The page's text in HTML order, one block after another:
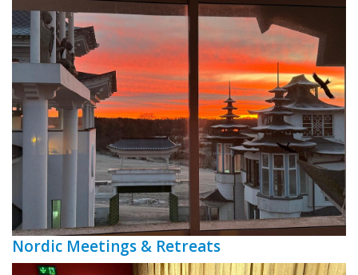
Nordic Meetings & Retreats